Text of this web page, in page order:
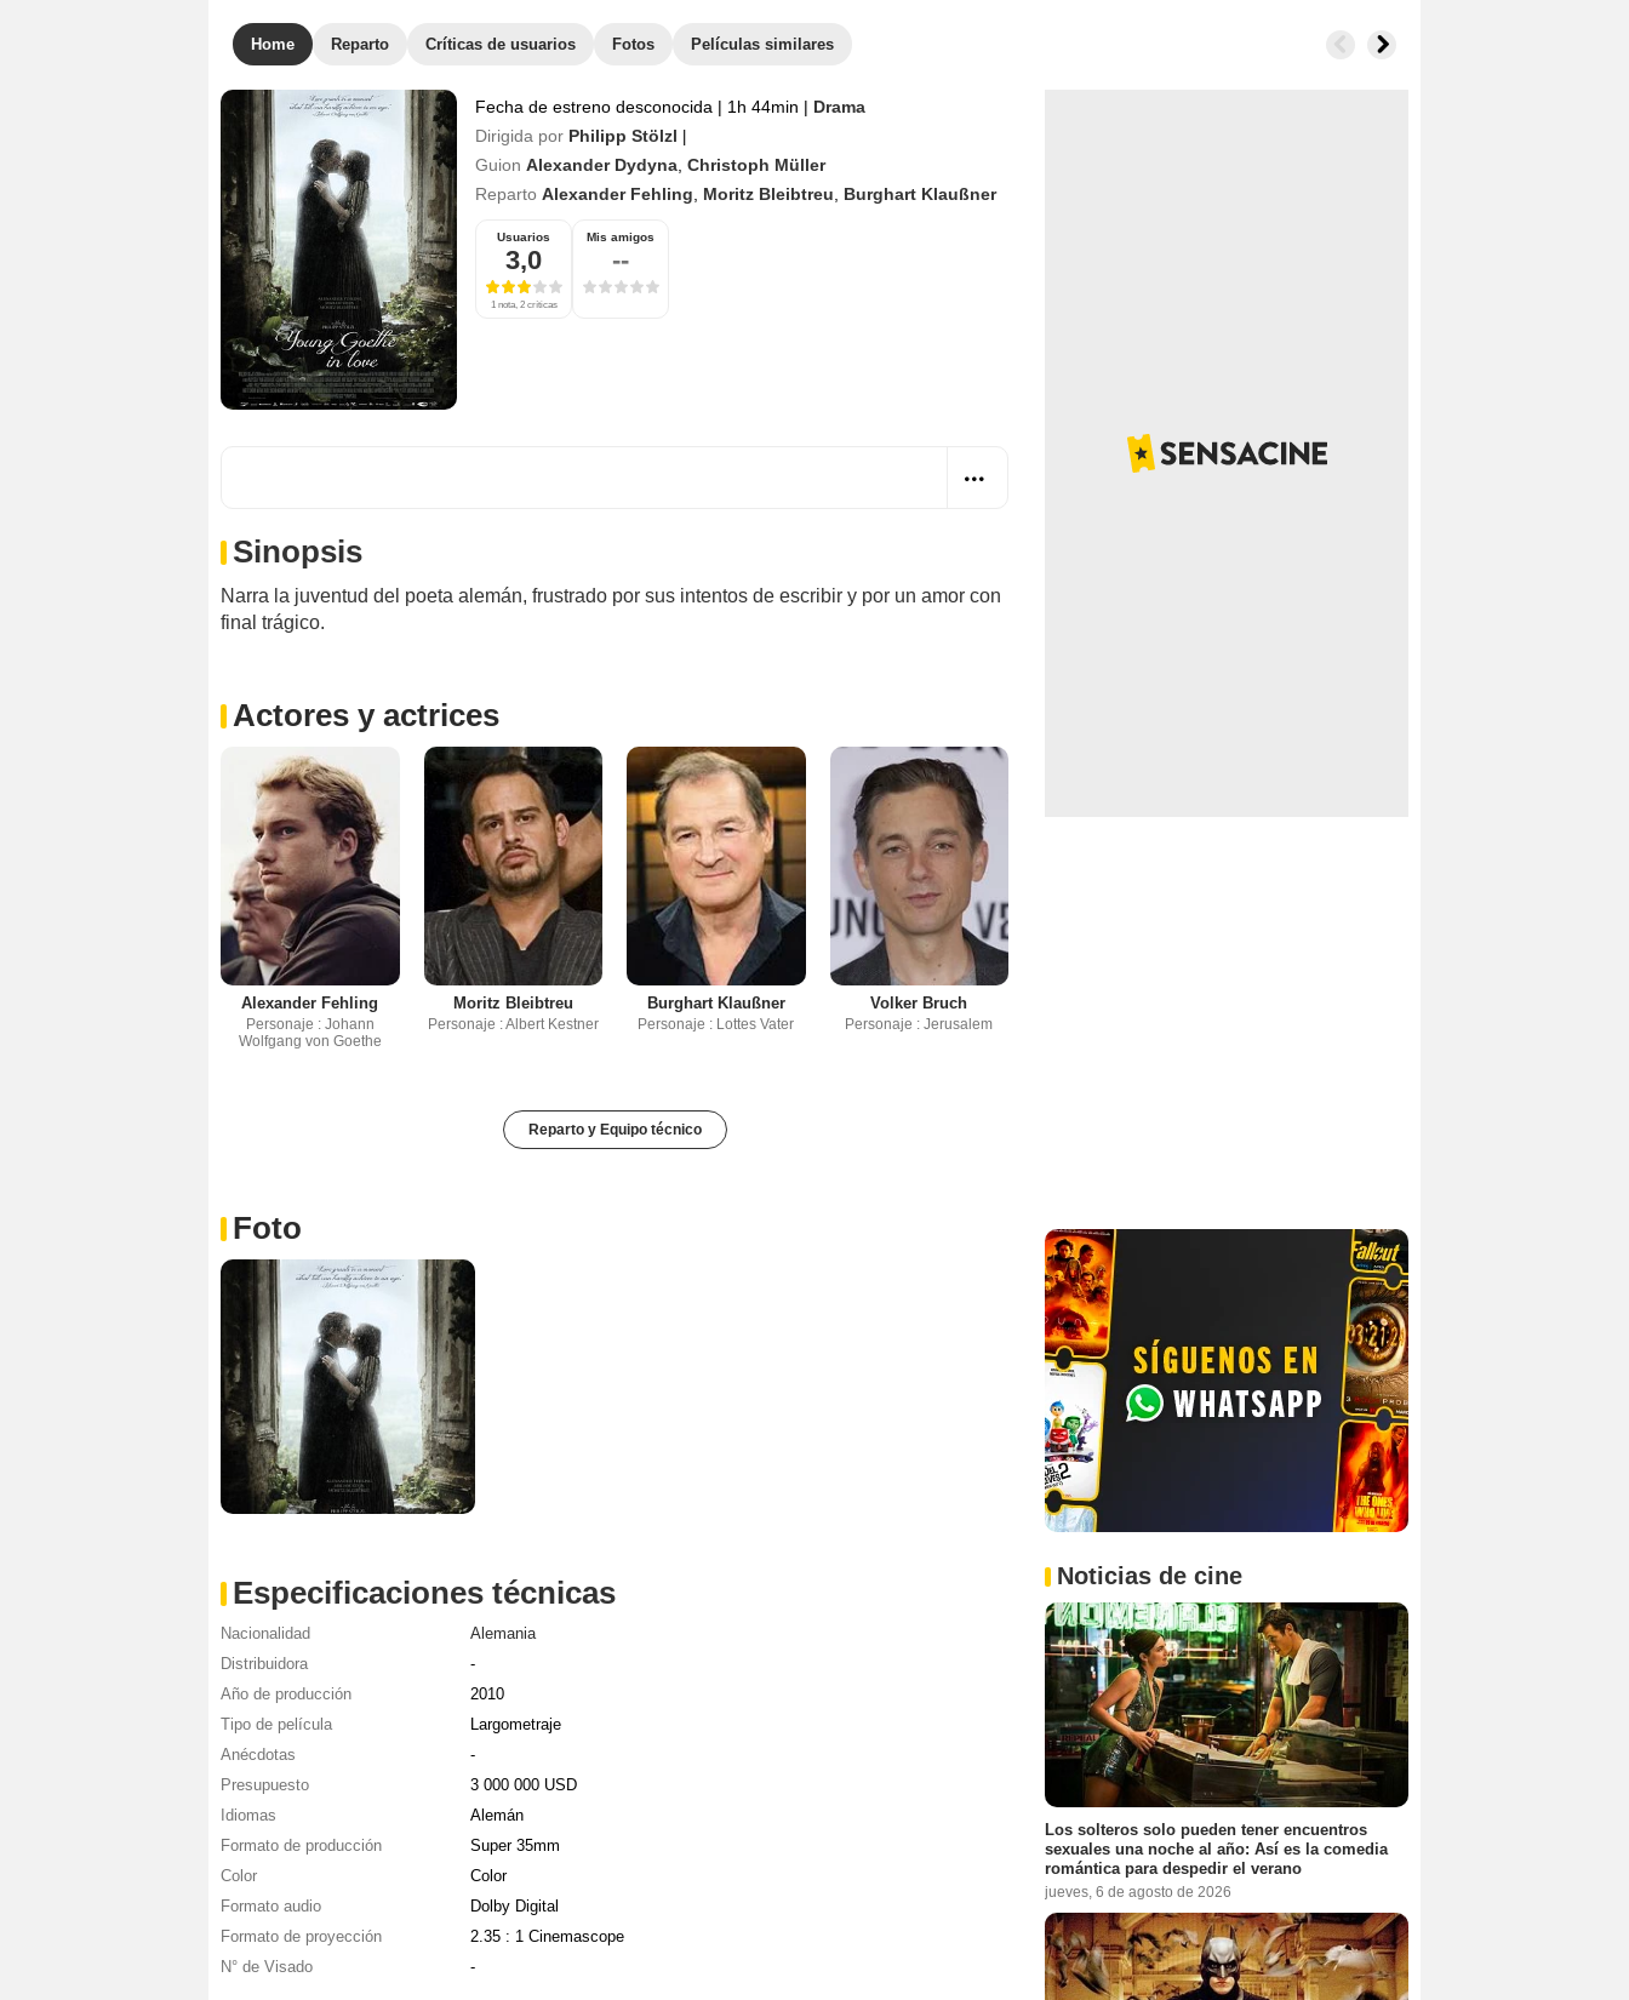
Home Reparto Críticas de usuarios Fotos Películas similares
Fecha de estreno desconocida | 1h 44min | Drama
Dirigida por Philipp Stölzl
Guion Alexander Dydyna Christoph Müller
Reparto Alexander Fehling Moritz Bleibtreu Burghart Klaußner
Usuarios
3,0
1 nota, 2 críticas
Mis amigos
--
Sinopsis
Narra la juventud del poeta alemán, frustrado por sus intentos de escribir y por un amor con
final trágico.
Actores y actrices
Alexander Fehling
Personaje : Johann
Wolfgang von Goethe
Moritz Bleibtreu
Personaje : Albert Kestner
Burghart Klaußner
Personaje : Lottes Vater
Volker Bruch
Personaje : Jerusalem
Reparto y Equipo técnico
Foto
Especificaciones técnicas
Nacionalidad
Alemania
Distribuidora
-
Año de producción
2010
Tipo de película
Largometraje
Anécdotas
-
Presupuesto
3 000 000 USD
Idiomas
Alemán
Formato de producción
Super 35mm
Color
Color
Formato audio
Dolby Digital
Formato de proyección
2.35 : 1 Cinemascope
N° de Visado
-
Noticias de cine
Los solteros solo pueden tener encuentros
sexuales una noche al año: Así es la comedia
romántica para despedir el verano
jueves, 6 de agosto de 2026